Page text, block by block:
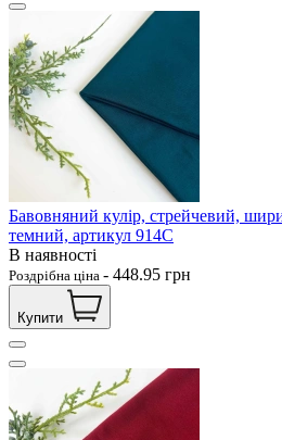
Бавовняний кулір, стрейчевий,
темний, артикул 914С
В наявності
Роздрібна ціна - 448.95 грн
Купити